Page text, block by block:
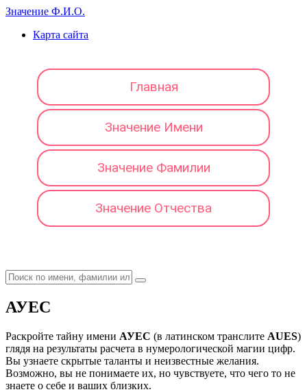
Значение Ф.И.О.
Карта сайта
Главная
Значение Имени
Значение Фамилии
Значение Отчества
АУЕС
Раскройте тайну имени АУЕС (в латинском транслите AUES)
глядя на результаты расчета в нумерологической магии цифр.
Вы узнаете скрытые таланты и неизвестные желания.
Возможно, вы не понимаете их, но чувствуете, что чего то не
знаете о себе и ваших близких.